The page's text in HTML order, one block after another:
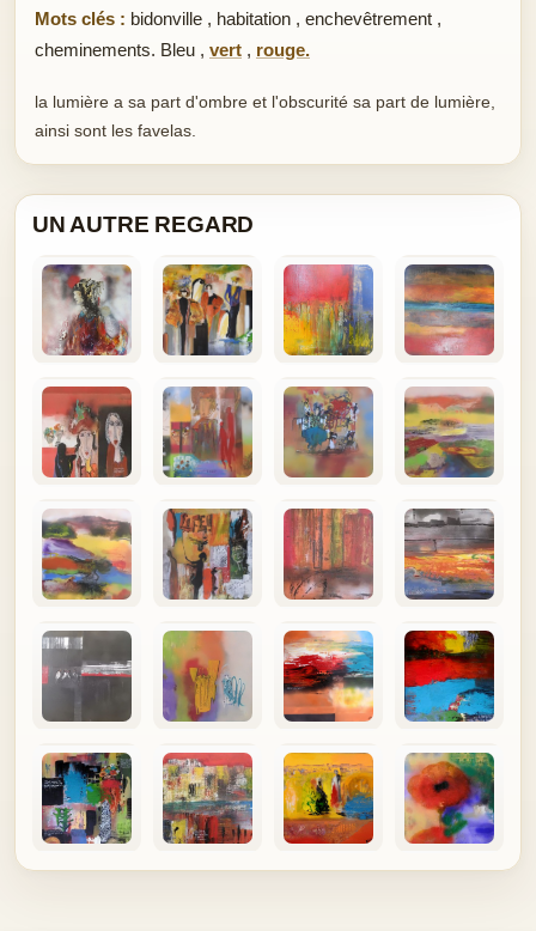
Mots clés : bidonville , habitation , enchevêtrement ,
cheminements. Bleu , vert , rouge.
la lumière a sa part d'ombre et l'obscurité sa part de lumière,
ainsi sont les favelas.
UN AUTRE REGARD